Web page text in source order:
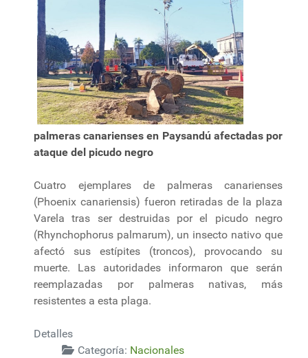
palmeras canarienses en Paysandú afectadas por
ataque del picudo negro
Cuatro ejemplares de palmeras canarienses
(Phoenix canariensis) fueron retiradas de la plaza
Varela tras ser destruidas por el picudo negro
(Rhynchophorus palmarum), un insecto nativo que
afectó sus estípites (troncos), provocando su
muerte. Las autoridades informaron que serán
reemplazadas por palmeras nativas, más
resistentes a esta plaga.
Detalles
Categoría: Nacionales